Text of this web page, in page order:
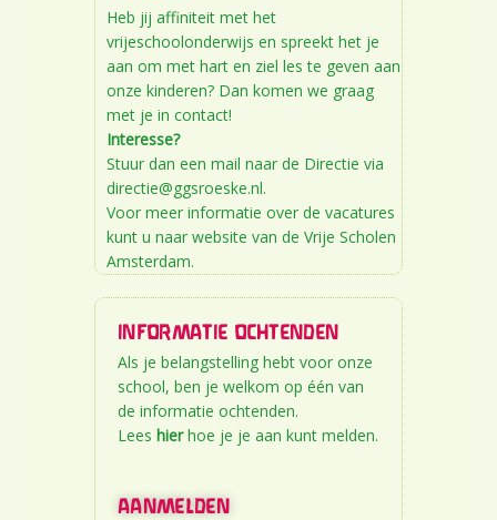
Heb jij affiniteit met het
vrijeschoolonderwijs en spreekt het je
aan om met hart en ziel les te geven aan
onze kinderen? Dan komen we graag
met je in contact!
Interesse?
Stuur dan een mail naar de Directie via
directie@ggsroeske.nl.
Voor meer informatie over de vacatures
kunt u naar website van de Vrije Scholen
Amsterdam.
INFORMATIE OCHTENDEN
Als je belangstelling hebt voor onze
school, ben je welkom op één van
de informatie ochtenden.
Lees hierhoe je je aan kunt melden.
AANMELDEN